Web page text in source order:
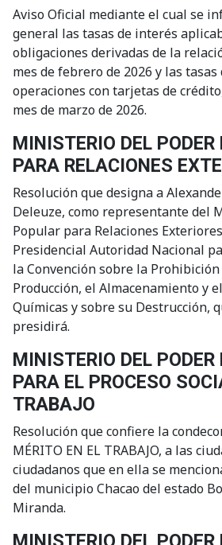
Aviso Oficial mediante el cual se
general las tasas de interés
obligaciones derivadas de la
mes de febrero de 2026 y las
operaciones con tarjetas de
mes de marzo de 2026.
MINISTERIO DEL PODER
PARA RELACIONES
Resolución que designa a
Deleuze, como representante del
Popular para Relaciones
Presidencial Autoridad Nacional
la Convención sobre la
Producción, el Almacenamiento y
Químicas y sobre su Destrucción,
presidirá.
MINISTERIO DEL PODER
PARA EL PROCESO
TRABAJO
Resolución que confiere la
MÉRITO EN EL TRABAJO, a las
ciudadanos que en ella se
del municipio Chacao del estado
Miranda.